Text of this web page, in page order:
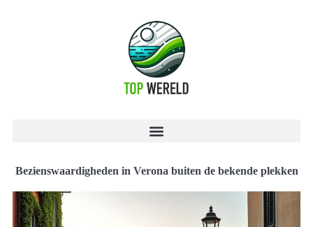
Bezienswaardigheden in Verona buiten de bekende plekken